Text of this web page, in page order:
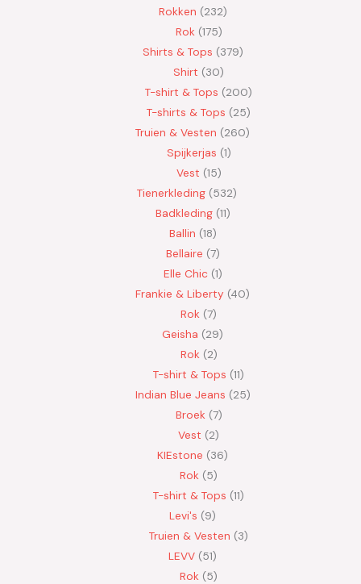
Rokken 232
Rok 175
Shirts & Tops 379
Shirt
30
T-shirt & Tops
200
T-shirts & Tops
25
Truien & Vesten
260
Spijkerjas 1
Vest 15
Tienerkleding 532
Badkleding 11
Ballin 18
Bellaire 7
Elle Chic 1
Frankie & Liberty 40
Rok 7
Geisha
29
Rok 2
T-shirt & Tops 11
Indian Blue Jeans 25
Broek 7
Vest
2
KIEstone
36
Rok 5
T-shirt & Tops 11
Levi's
9
Truien & Vesten
3
LEVV 51
Rok 5